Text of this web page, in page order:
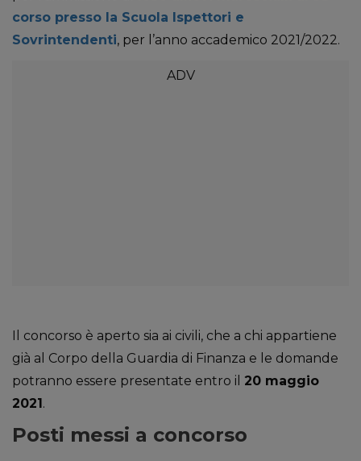
corso presso la Scuola Ispettori e
Sovrintendenti, per l’anno accademico 2021/2022.
Il concorso è aperto sia ai civili, che a chi appartiene
già al Corpo della Guardia di Finanza e le domande
potranno essere presentate entro il 20 maggio
2021.
Posti messi a concorso